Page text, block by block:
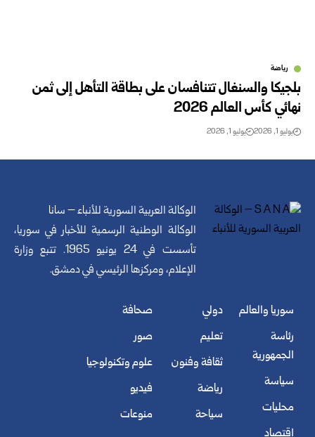
رياضة
بلجيكا والسنغال تتنافسان على بطاقة التأهل إلى ثمن
نهائي كأس العالم 2026
يوليو 1, 2026 يوليو 1, 2026
الوكالة العربية السورية للأنباء – سانا
الوكالة الوطنية الرسمية للأخبار في سوريا،
تأسست في 24 يونيو 1965. تتبع وزارة
الإعلام، ومركزها الرئيسي في دمشق.
سوريا والعالم
رئاسة
الجمهورية
سياسة
محليات
اقتصاد
دولي
تعليم
ثقافة وفنون
رياضة
سياحة
صحافة
صور
علوم وتكنولوجيا
فيديو
منوعات